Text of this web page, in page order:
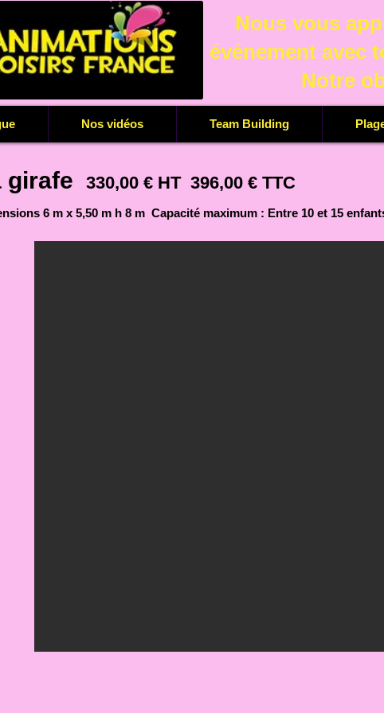
Nous vous
événement avec
Notre
girafe 330,00 € HT 396,00 € TTC
6 m x 5,50 m h 8 m Capacité maximum : Entre 10 et 15
Nos vidéos Team Building